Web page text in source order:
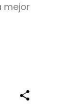
mejor